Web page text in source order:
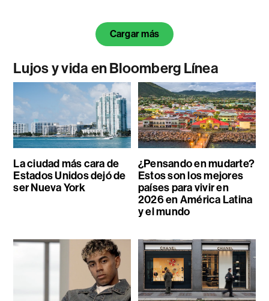
Cargar más
Lujos y vida en Bloomberg Línea
La ciudad más cara de
Estados Unidos dejó de
ser Nueva York
¿Pensando en mudarte?
Estos son los mejores
países para vivir en
2026 en América Latina
y el mundo